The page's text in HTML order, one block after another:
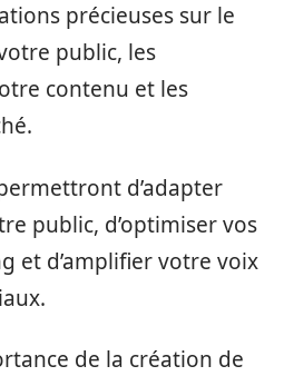
précieuses sur le
public, les
contenu et les
d’adapter
public, d’optimiser vos
et d’amplifier votre voix
de la création de